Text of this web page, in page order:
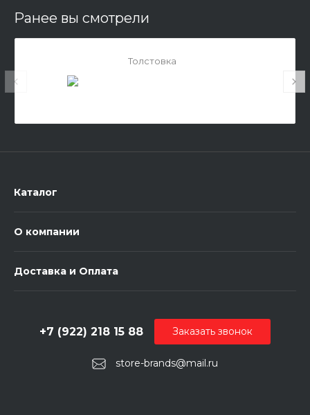
Ранее вы смотрели
Толстовка
Каталог
О компании
Доставка и Оплата
store-brands@mail.ru
+7 (922) 218 15 88 Заказать звонок